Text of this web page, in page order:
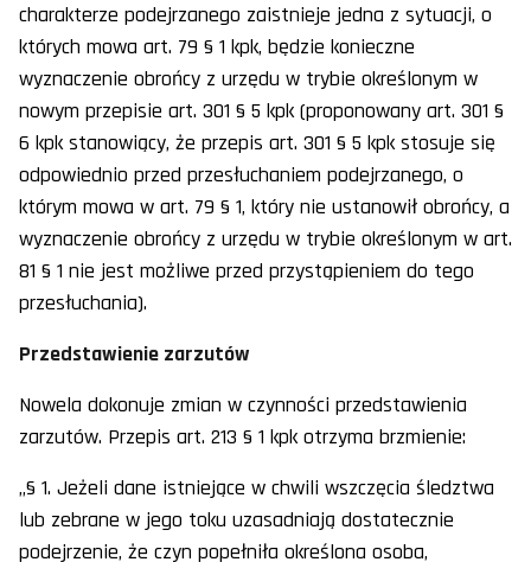
charakterze podejrzanego zaistnieje jedna z sytuacji, o
których mowa art. 79 § 1 kpk, będzie konieczne
wyznaczenie obrońcy z urzędu w trybie określonym w
nowym przepisie art. 301 § 5 kpk (proponowany art. 301 §
6 kpk stanowiący, że przepis art. 301 § 5 kpk stosuje się
odpowiednio przed przesłuchaniem podejrzanego, o
którym mowa w art. 79 § 1, który nie ustanowił obrońcy, a
wyznaczenie obrońcy z urzędu w trybie określonym w art.
81 § 1 nie jest możliwe przed przystąpieniem do tego
przesłuchania).
Przedstawienie zarzutów
Nowela dokonuje zmian w czynności przedstawienia
zarzutów. Przepis art. 213 § 1 kpk otrzyma brzmienie:
„§ 1. Jeżeli dane istniejące w chwili wszczęcia śledztwa
lub zebrane w jego toku uzasadniają dostatecznie
podejrzenie, że czyn popełniła określona osoba,